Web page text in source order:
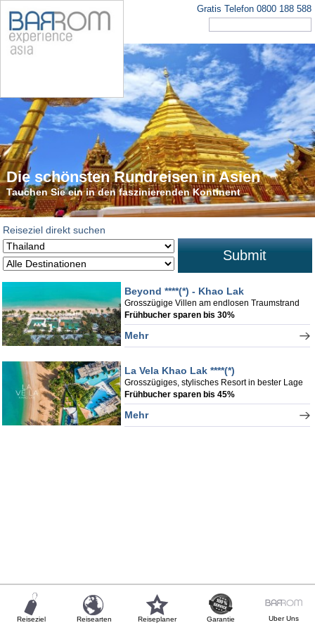
Gratis Telefon 0800 188 588
Die schönsten Rundreisen in Asien
Tauchen Sie ein in den faszinierenden Kontinent
Reiseziel direkt suchen
Submit
Beyond ****(*) - Khao Lak
Grosszügige Villen am endlosen Traumstrand
Frühbucher sparen bis 30%
Mehr
La Vela Khao Lak ****(*)
Grosszügiges, stylisches Resort in bester Lage
Frühbucher sparen bis 45%
Mehr
Reiseziel Reisearten Reiseplaner Garantie Uber Uns